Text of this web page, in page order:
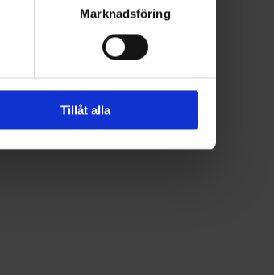
Marknadsföring
Tillåt alla